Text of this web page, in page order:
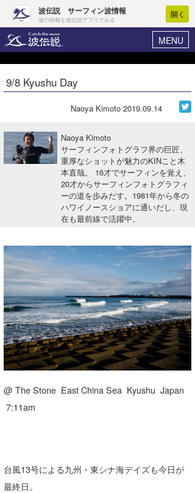
波伝説 サーフィン波情報
波の情報を波伝説アプリでみる
開く
MENU
ヘルプ マイホーム
ログイン
波情報･概況
WAVE HUNTER波予想ツール
会員メニュー
今月のプレゼント
9/8 Kyushu Day
Naoya Kimoto 2019.09.14
Naoya Kimoto
サーフィンフォトグラフ界の巨匠、
重厚なショットが魅力のKINこと木
本直哉。 16才でサーフィンを覚え、
20才からサーフィンフォトグラフィ
ーの道を歩みだす。1981年から冬の
ハワイノースショアに通いだし、現
在も最前線で活躍中。
@ The Stone East China Sea Kyushu Japan
7:11am
台風13号による九州・東シナ海デイズも今日が
最終日。
Core Surf Japan
ファッション/グッズ
アート＆エンタメ
ショップ情報
湘南
千葉北
伊豆
千葉南
四国
ウラナミ
お知らせ
その他
ルール＆How to
VOTE!
サーファーズ